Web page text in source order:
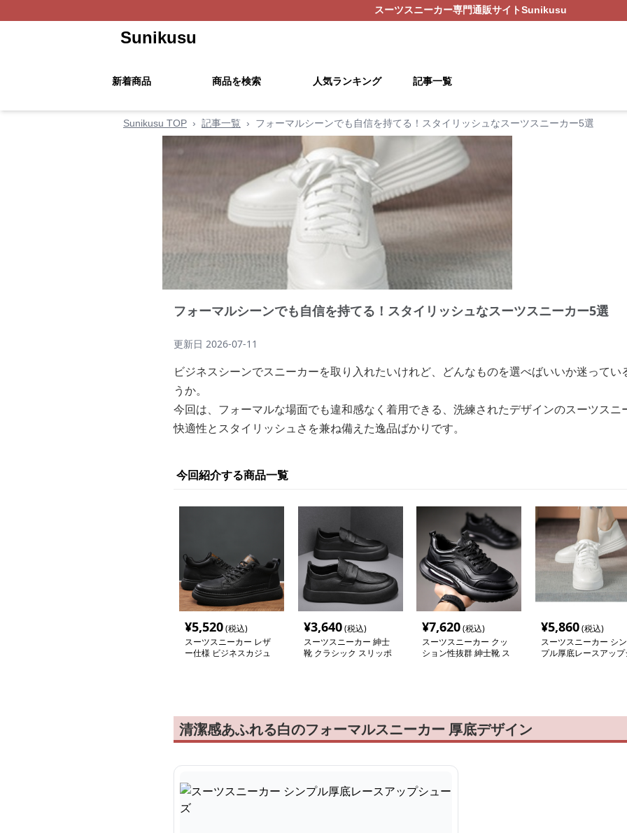
スーツスニーカー専門通販サイトSunikusu
Sunikusu
新着商品 商品を検索 人気ランキング 記事一覧
Sunikusu TOP › 記事一覧 › フォーマルシーンでも自信を持てる！スタイリッシュなスーツスニーカー5選
フォーマルシーンでも自信を持てる！スタイリッシュなスーツスニーカー5選
更新日 2026-07-11
ビジネスシーンでスニーカーを取り入れたいけれど、どんなものを選べばいいか迷って
うか。
今回は、フォーマルな場面でも違和感なく着用できる、洗練されたデザインのスーツスニ
快適性とスタイリッシュさを兼ね備えた逸品ばかりです。
今回紹介する商品一覧
¥5,520(税込)
スーツスニーカー レザ
ー仕様 ビジネスカジュ
¥3,640(税込)
スーツスニーカー 紳士
靴 クラシック スリッポ
¥7,620(税込)
スーツスニーカー クッ
ション性抜群 紳士靴 ス
¥5,860(税込)
スーツスニーカー シン
プル厚底レースアップ
清潔感あふれる白のフォーマルスニーカー 厚底デザイン